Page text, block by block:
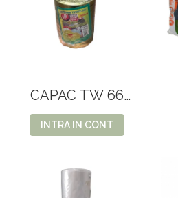
CAPAC TW 66
10buc/set(80
SET/bax)
INTRA IN CONT